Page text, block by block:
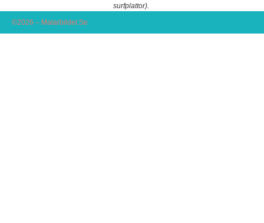
surfplattor).
©2026 – Malarbilder.Se